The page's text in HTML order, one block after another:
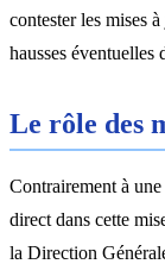
contester les mises
hausses éventuelles
Le rôle des
Contrairement à
direct dans cette
la Direction